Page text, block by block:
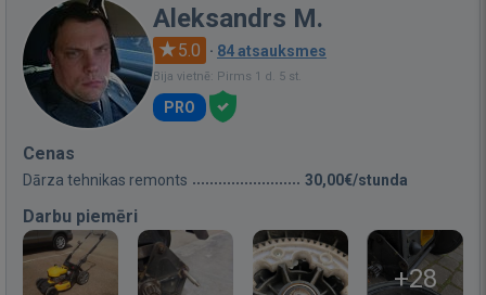
Aleksandrs M.
5.0 · 84 atsauksmes
Bija vietnē: Pirms 1 d. 5 st.
PRO
Cenas
Dārza tehnikas remonts 30,00€/stunda
Darbu piemēri
+28